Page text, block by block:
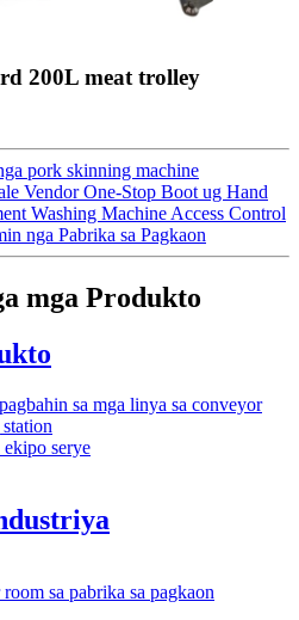
200L meat trolley
pork skinning machine
Vendor One-Stop Boot ug Hand
Washing Machine Access Control
nga Pabrika sa Pagkaon
mga Produkto
sa mga linya sa conveyor
serye
sa pabrika sa pagkaon